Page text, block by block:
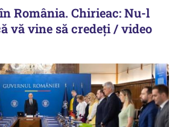
România. Chirieac: Nu-l
vă vine să credeți / video